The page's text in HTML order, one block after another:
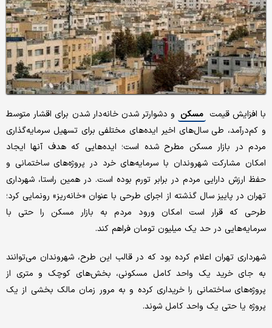
با افزایش قیمت مسکن و دشوارتر شدن خانه‌دار شدن برای اقشار متوسط
و کم‌درآمد، طی سال‌های اخیر ایده‌های مختلفی برای تسهیل سرمایه‌گذاری
مردم در بازار مسکن مطرح شده است؛ ایده‌هایی که هدف آنها ایجاد
امکان مشارکت شهروندان با سرمایه‌های خرد در پروژه‌های ساختمانی و
حفظ ارزش دارایی مردم در برابر تورم بوده است. در همین راستا، شهرداری
تهران در پاییز سال گذشته از اجرای طرحی با عنوان «خانه‌ریز» رونمایی کرد؛
طرحی که قرار است امکان ورود مردم به بازار مسکن را حتی با
سرمایه‌هایی در حد یک میلیون تومان فراهم کند.
شهرداری تهران اعلام کرده بود که در قالب این طرح، شهروندان می‌توانند
به جای خرید یک واحد کامل مسکونی، بخش‌های کوچک و متری از
پروژه‌های ساختمانی را خریداری کرده و به مرور زمان مالک بخشی از یک
پروژه یا حتی یک واحد کامل شوند.